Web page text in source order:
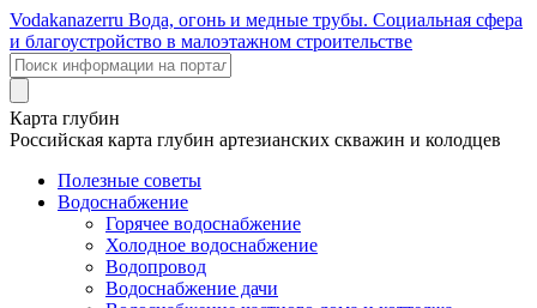
Vodakanazerru Вода, огонь и медные трубы. Социальная сфера
и благоустройство в малоэтажном строительстве
Карта глубин
Российская карта глубин артезианских скважин и колодцев
Полезные советы
Водоснабжение
Горячее водоснабжение
Холодное водоснабжение
Водопровод
Водоснабжение дачи